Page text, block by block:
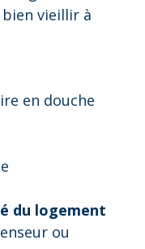
vieillir à
en douche
du logement
ou